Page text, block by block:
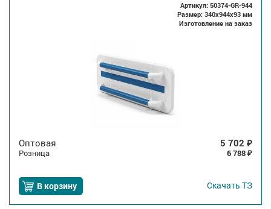
Артикул: 50374-GR-944
Размер: 340x944x93 мм
Изготовление на заказ
Оптовая 5 702 ₽
Розница 6 788 ₽
В корзину Скачать ТЗ